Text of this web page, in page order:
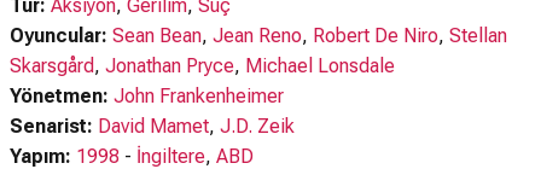
Tür: Aksiyon, Gerilim, Suç
Oyuncular: Sean Bean, Jean Reno, Robert De Niro, Stellan
Skarsgård, Jonathan Pryce, Michael Lonsdale
Yönetmen: John Frankenheimer
Senarist: David Mamet, J.D. Zeik
Yapım: 1998 - İngiltere, ABD